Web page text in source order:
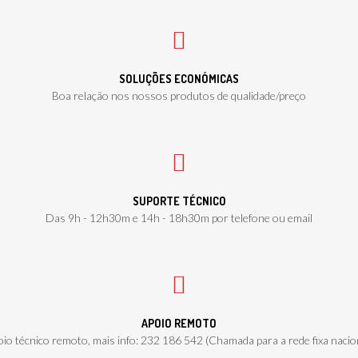
SOLUÇÕES ECONÓMICAS
Boa relação nos nossos produtos de qualidade/preço
SUPORTE TÉCNICO
Das 9h - 12h30m e 14h - 18h30m por telefone ou email
APOIO REMOTO
técnico remoto, mais info: 232 186 542 (Chamada para a rede fixa